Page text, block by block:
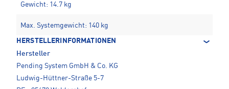
Gewicht: 14.7 kg
Max. Systemgewicht: 140 kg
HERSTELLERINFORMATIONEN
Hersteller
Pending System GmbH & Co. KG
Ludwig-Hüttner-Straße 5-7